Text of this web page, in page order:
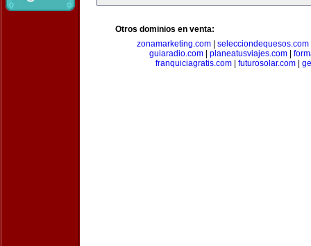
Otros dominios en venta:
zonamarketing.com| selecciondequesos.com
guiaradio.com
planeatusviajes.com
franquiciagratis.com
futurosolar.com